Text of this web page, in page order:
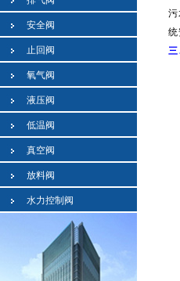
安全阀
止回阀
氧气阀
液压阀
低温阀
真空阀
放料阀
水力控制阀
污
统